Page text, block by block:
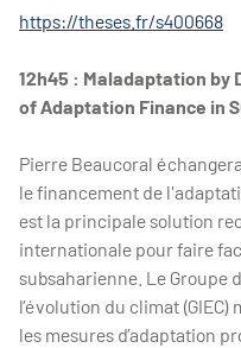
https://theses.fr/s400668
12h45 : Maladaptation by
of Adaptation Finance in
Pierre Beaucoral
le financement de
est la principale solution
internationale pour faire
subsaharienne. Le Groupe
l’évolution du climat
les mesures d’adaptation